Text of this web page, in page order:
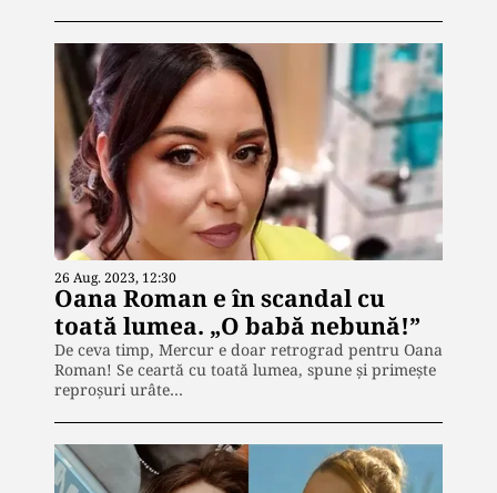
26 Aug. 2023, 12:30
Oana Roman e în scandal cu
toată lumea. „O babă nebună!”
De ceva timp, Mercur e doar retrograd pentru Oana
Roman! Se ceartă cu toată lumea, spune și primește
reproșuri urâte…